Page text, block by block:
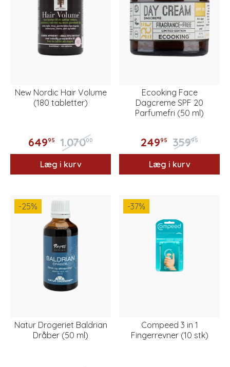
New Nordic Hair Volume
(180 tabletter)
64995 1.07000
Læg i kurv
Ecooking Face
Dagcreme SPF 20
Parfumefri (50 ml)
24995 35995
Læg i kurv
-25%
Natur Drogeriet Baldrian
Dråber (50 ml)
-37%
Compeed 3 in 1
Fingerrevner (10 stk)